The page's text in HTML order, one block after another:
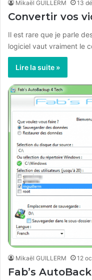
Mikaël GUILLERM 13
Convertir vos
Il est rare que je parle
logiciel vaut vraiment le
Lire la suite »
Mikaël GUILLERM 12
Fab’s